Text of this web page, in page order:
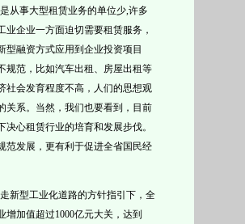
从事大型租赁业务的单位少,许多
企业一方面迫切需要租赁服务，
型融资方式应用到企业投资项目
规范，比如汽车出租、房屋出租等
社会发育程度不高，人们的思想观
关系。当然，我们也要看到，目前
心租赁行业的培育和发展步伐。
范发展，更有利于促进全省国民经
新型工业化道路的方针指引下，全
增加值超过1000亿元大关，达到